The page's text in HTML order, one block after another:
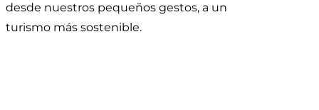
desde nuestros pequeños gestos, a un
turismo más sostenible.